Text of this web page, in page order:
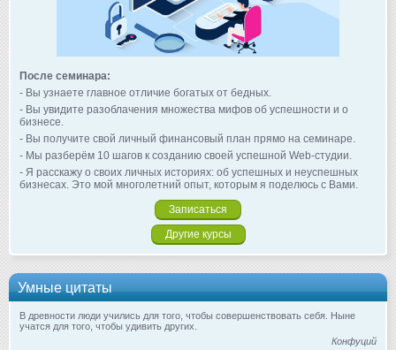
После семинара:
- Вы узнаете главное отличие богатых от бедных.
- Вы увидите разоблачения множества мифов об успешности и о
бизнесе.
- Вы получите свой личный финансовый план прямо на семинаре.
- Мы разберём 10 шагов к созданию своей успешной Web-студии.
- Я расскажу о своих личных историях: об успешных и неуспешных
бизнесах. Это мой многолетний опыт, которым я поделюсь с Вами.
Записаться
Другие курсы
Умные цитаты
В древности люди учились для того, чтобы совершенствовать себя. Ныне
учатся для того, чтобы удивить других.
Конфуций